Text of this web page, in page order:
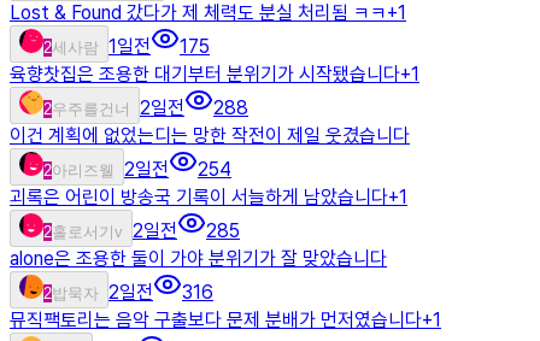
Lost & Found 갔다가 제 체력도 분실 처리됨 ㅋㅋ+1
2세사람 1일전
175
육향찻집은 조용한 대기부터 분위기가 시작됐습니다+1
2우주를건너 2일전
288
이건 계획에 없었는디는 망한 작전이 제일 웃겼습니다
2아리즈웰 2일전
254
괴록은 어린이 방송국 기록이 서늘하게 남았습니다+1
2홀로서기v 2일전
285
alone은 조용한 둘이 가야 분위기가 잘 맞았습니다
2밥묵자 2일전
316
뮤직팩토리는 음악 구출보다 문제 분배가 먼저였습니다+1